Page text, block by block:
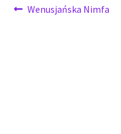
Nawigacja
Poprzedni
Wenusjańska Nimfa